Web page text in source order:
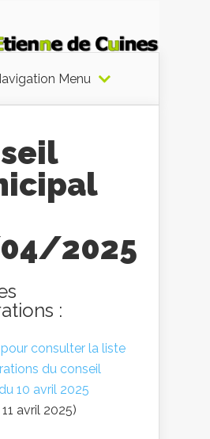
Menu
2025
:
consulter la liste
du conseil
10 avril 2025
avril 2025)